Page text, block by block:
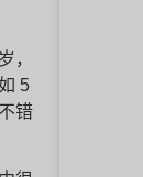
，
5
错